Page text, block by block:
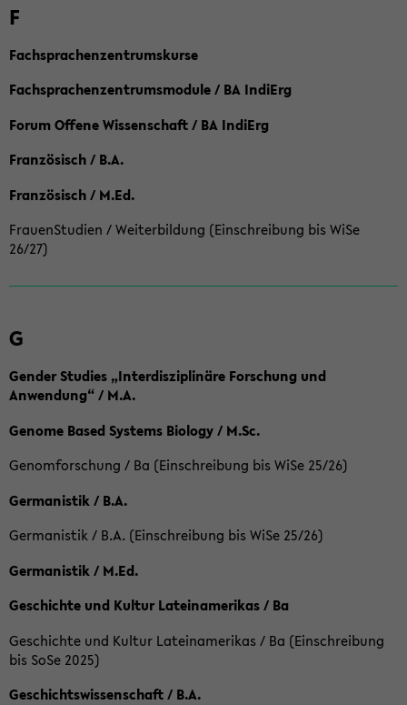
F
Fachsprachenzentrumskurse
Fachsprachenzentrumsmodule / BA IndiErg
Forum Offene Wissenschaft / BA IndiErg
Französisch / B.A.
Französisch / M.Ed.
FrauenStudien / Weiterbildung (Einschreibung bis WiSe
26/27)
G
Gender Studies „Interdisziplinäre Forschung und
Anwendung“ / M.A.
Genome Based Systems Biology / M.Sc.
Genomforschung / Ba (Einschreibung bis WiSe 25/26)
Germanistik / B.A.
Germanistik / B.A. (Einschreibung bis WiSe 25/26)
Germanistik / M.Ed.
Geschichte und Kultur Lateinamerikas / Ba
Geschichte und Kultur Lateinamerikas / Ba (Einschreibung
bis SoSe 2025)
Geschichtswissenschaft / B.A.